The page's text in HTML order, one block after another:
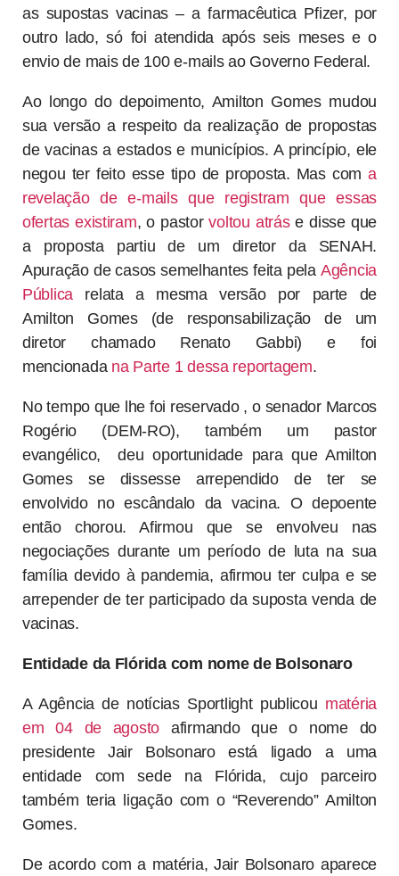
as supostas vacinas – a farmacêutica Pfizer, por
outro lado, só foi atendida após seis meses e o
envio de mais de 100 e-mails ao Governo Federal.
Ao longo do depoimento, Amilton Gomes mudou
sua versão a respeito da realização de propostas
de vacinas a estados e municípios. A princípio, ele
negou ter feito esse tipo de proposta. Mas com a
revelação de e-mails que registram que essas
ofertas existiram, o pastorvoltou atráse disse que
a proposta partiu de um diretor da SENAH.
Apuração de casos semelhantes feita pela Agência
Pública relata a mesma versão por parte de
Amilton Gomes (de responsabilização de um
diretor chamado Renato Gabbi) e foi
mencionada na Parte 1 dessa reportagem.
No tempo que lhe foi reservado , o senador Marcos
Rogério (DEM-RO), também um pastor
evangélico, deu oportunidade para que Amilton
Gomes se dissesse arrependido de ter se
envolvido no escândalo da vacina. O depoente
então chorou. Afirmou que se envolveu nas
negociações durante um período de luta na sua
família devido à pandemia, afirmou ter culpa e se
arrepender de ter participado da suposta venda de
vacinas.
Entidade da Flórida com nome de Bolsonaro
A Agência de notícias Sportlight publicou matéria
em 04 de agosto afirmando que o nome do
presidente Jair Bolsonaro está ligado a uma
entidade com sede na Flórida, cujo parceiro
também teria ligação com o “Reverendo” Amilton
Gomes.
De acordo com a matéria, Jair Bolsonaro aparece